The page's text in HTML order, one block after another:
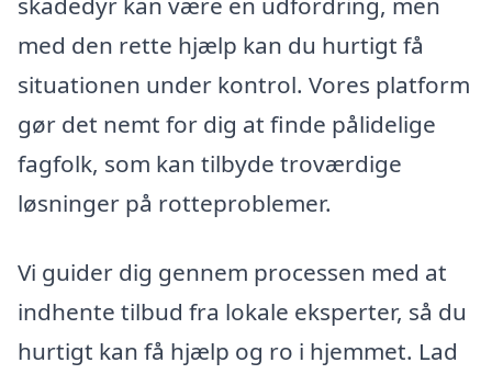
med den rette hjælp kan du hurtigt få
situationen under kontrol. Vores platform
gør det nemt for dig at finde pålidelige
fagfolk, som kan tilbyde troværdige
løsninger på rotteproblemer.
Vi guider dig gennem processen med at
indhente tilbud fra lokale eksperter, så du
hurtigt kan få hjælp og ro i hjemmet. Lad